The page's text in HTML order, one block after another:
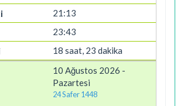
21:13
23:43
18 saat, 23 dakika
10 Ağustos 2026 -
Pazartesi
24 Safer 1448